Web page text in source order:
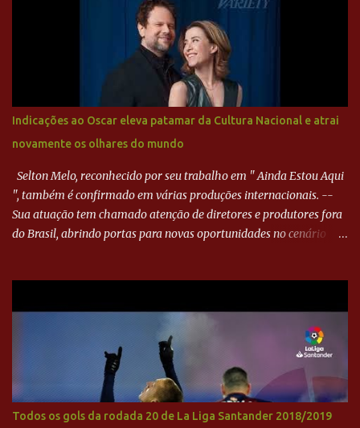
desviou cruzamento de cabeça e, mesmo de costas, incidiu o canto
direito de Harlei. O goleiro esmeraldino se esticou e até tocou na
bola, mas não o suficiente para desviar sua trajetória. O ataque do
Goiás era nulo, tanto que o Paraná seguiu em cima. Aos 32
minutos, Jefferson cabeceou e Harlei fez grande defesa. Seis
minutos depois, Wellington encheu o pé e quase surpreendeu o
goleiro rival, que novamente defendeu. No fim, Jefferson teve
outra boa chance, mas parou no goleiro. Gol para matar espera...
Indicações ao Oscar eleva patamar da Cultura Nacional e atrai
novamente os olhares do mundo
Selton Melo, reconhecido por seu trabalho em " Ainda Estou Aqui
", também é confirmado em várias produções internacionais. --
Sua atuação tem chamado atenção de diretores e produtores fora
do Brasil, abrindo portas para novas oportunidades no cenário
Todos os gols da rodada 20 de La Liga Santander 2018/2019